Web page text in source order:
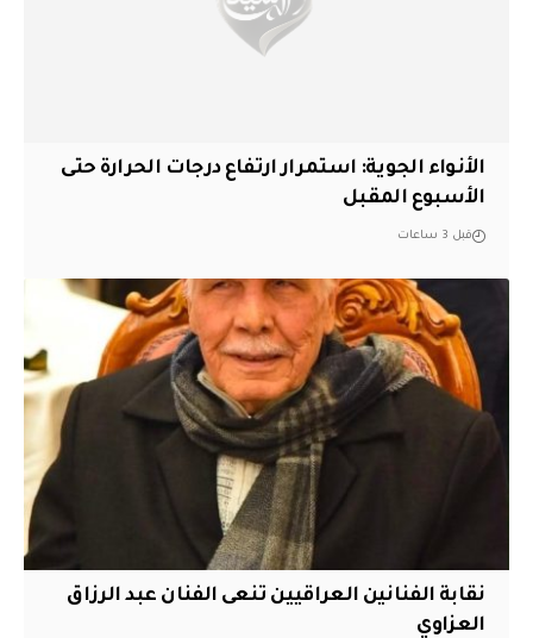
الأنواء الجوية: استمرار ارتفاع درجات الحرارة حتى
الأسبوع المقبل
قبل 3 ساعات
نقابة الفنانين العراقيين تنعى الفنان عبد الرزاق
العزاوي